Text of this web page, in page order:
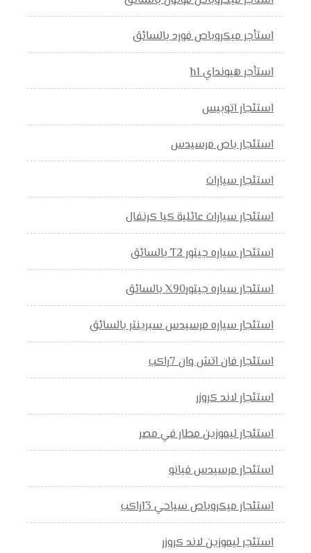
استأجر ميكروباص فورد بالسائق
استأجر هيونداي h1
استئجار اتوبيس
استئجار باص مرسيدس
استئجار سيارات
استئجار سيارات عائلية كيا كرنفال
استئجار سياره جيتور T2 بالسائق
استئجار سياره جيتورX90 بالسائق
استئجار سياره مرسيدس سبرينتر بالسائق
استئجار فان اتش وان 7راكب
استئجار لاند كروزر
استئجار ليموزين مطار في مصر
استئجار مرسيدس فيانو
استئجار ميكروباص سياحي 13راكب
استئجر ليموزين لاند كروزر